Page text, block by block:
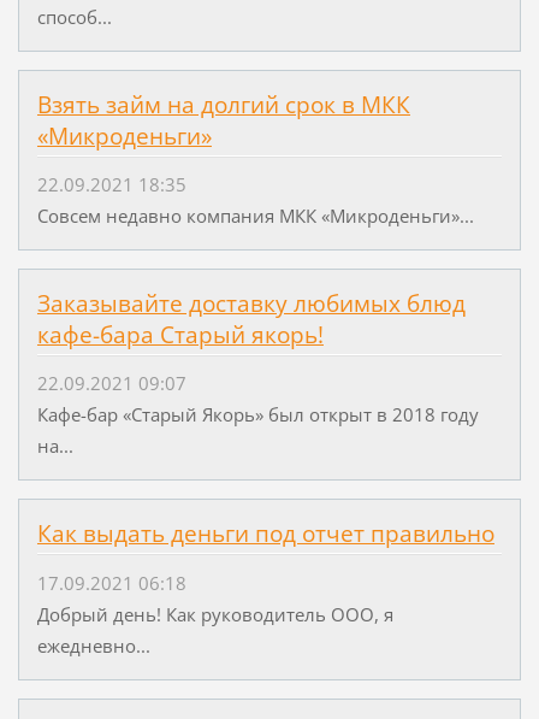
способ...
Взять займ на долгий срок в МКК
«Микроденьги»
22.09.2021 18:35
Совсем недавно компания МКК «Микроденьги»...
Заказывайте доставку любимых блюд
кафе-бара Старый якорь!
22.09.2021 09:07
Кафе-бар «Старый Якорь» был открыт в 2018 году
на...
Как выдать деньги под отчет правильно
17.09.2021 06:18
Добрый день! Как руководитель ООО, я
ежедневно...